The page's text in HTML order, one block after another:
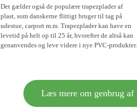
Det gælder også de populære trapezplader af
plast, som danskerne flittigt bruger til tag på
udestue, carport m.m. Trapezplader kan have en
levetid på helt op til 25 år, hvorefter de altså kan
genanvendes og leve videre i nye PVC-produkter.
Læs mere om genbrug